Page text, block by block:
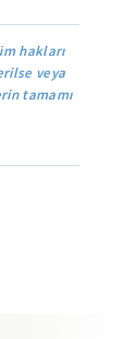
hakları
veya
tamamı